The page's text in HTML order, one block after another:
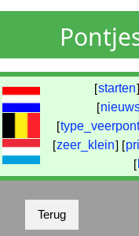
[starten
[
[type_veerpont
[zeer_klein] [
[